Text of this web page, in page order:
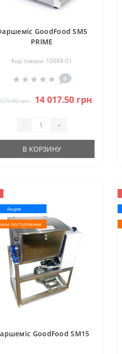
GoodFood SM5
PRIME
Код товара: 10088-01
0
грн 14 017.50 грн
- +
В КОРЗИНУ
Акция
поступление
GoodFood SM15